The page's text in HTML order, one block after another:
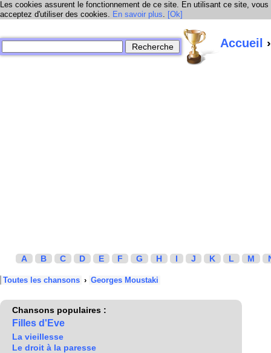
Les cookies assurent le fonctionnement de ce site. En utilisant ce site, vous
acceptez d'utiliser des cookies. En savoir plus. [Ok]
Accueil
A B C D E F G H I J K L M
Toutes les chansons › Georges Moustaki
Chansons populaires :
Filles d'Eve
La vieillesse
Le droit à la paresse